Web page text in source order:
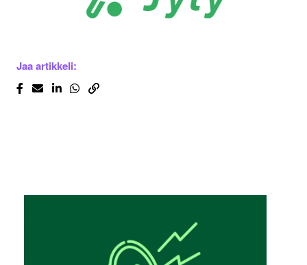
Jaa artikkeli: